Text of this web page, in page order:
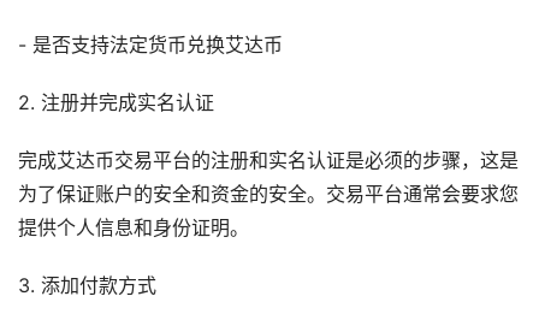
- 是否支持法定货币兑换艾达币
2. 注册并完成实名认证
完成艾达币交易平台的注册和实名认证是必须的步骤，这是
为了保证账户的安全和资金的安全。交易平台通常会要求您
提供个人信息和身份证明。
3. 添加付款方式